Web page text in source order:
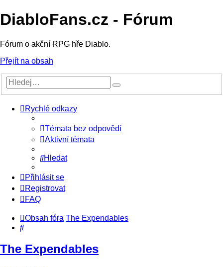
DiabloFans.cz - Fórum
Fórum o akční RPG hře Diablo.
Přejít na obsah
Rychlé odkazy
Témata bez odpovědí
Aktivní témata
Hledat
Přihlásit se
Registrovat
FAQ
Obsah fóra The Expendables
Hledat
The Expendables